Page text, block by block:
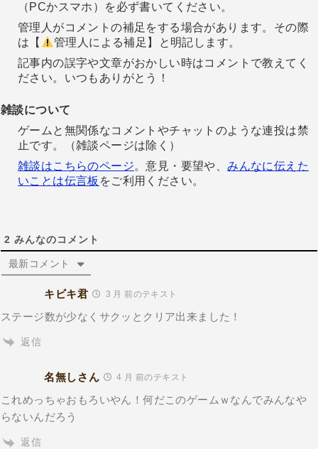
（PCかスマホ）を必ず書いてください。
管理人がコメントの補足をする場合があります。その際
は【
管理人による補足】と明記します。
記事内の誤字や文章がおかしい時はコメントで教えてく
ださい。いつもありがとう！
雑談について
ゲームと無関係なコメントやチャットのような連投は禁
止です。（雑談ページは除く）
雑談はこちらのページ。意見・要望や、みんなに伝えた
いことは伝言板 をご利用ください。
2 みんなのコメント
最新コメント
キビキ君 3 月 前のテキスト
ステージ数が少なくサクッとクリア出来ました！
返信
名無しさん 4 月 前のテキスト
これめっちゃおもろいやん！何だこのゲームｗなんでみんなや
らないんだろう
返信